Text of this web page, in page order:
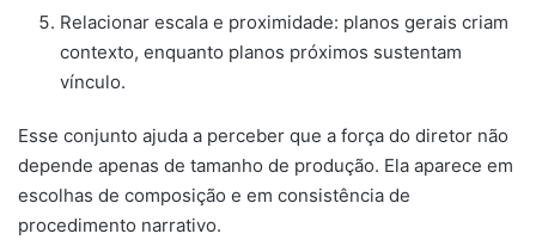
Relacionar escala e proximidade: planos gerais criam
contexto, enquanto planos próximos sustentam
vínculo.
Esse conjunto ajuda a perceber que a força do diretor não
depende apenas de tamanho de produção. Ela aparece em
escolhas de composição e em consistência de
procedimento narrativo.